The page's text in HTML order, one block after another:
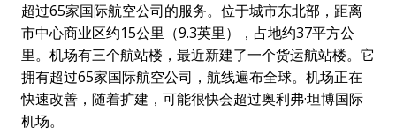
超过65家国际航空公司的服务。位于城市东北部，距离
市中心商业区约15公里（9.3英里），占地约37平方公
里。机场有三个航站楼，最近新建了一个货运航站楼。它
拥有超过65家国际航空公司，航线遍布全球。机场正在
快速改善，随着扩建，可能很快会超过奥利弗·坦博国际
机场。